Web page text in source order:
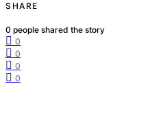
SHARE
0 people shared the story
0
0
0
0